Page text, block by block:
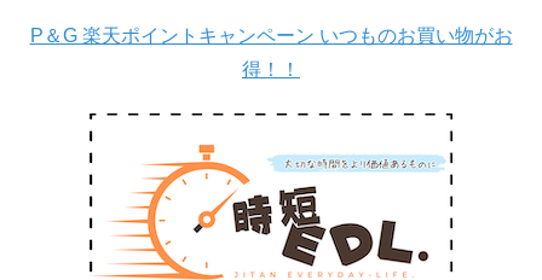
P＆G 楽天ポイントキャンペーン いつものお買い物がお
得！！